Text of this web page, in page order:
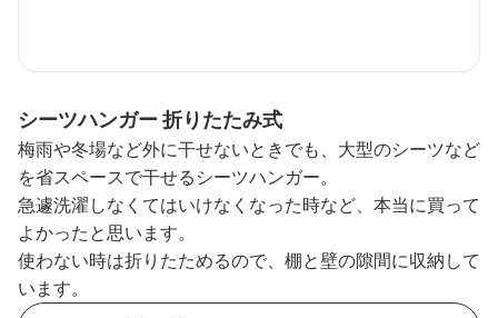
シーツハンガー 折りたたみ式
梅雨や冬場など外に干せないときでも、大型のシーツなど
を省スペースで干せるシーツハンガー。
急遽洗濯しなくてはいけなくなった時など、本当に買って
よかったと思います。
使わない時は折りたためるので、棚と壁の隙間に収納して
います。